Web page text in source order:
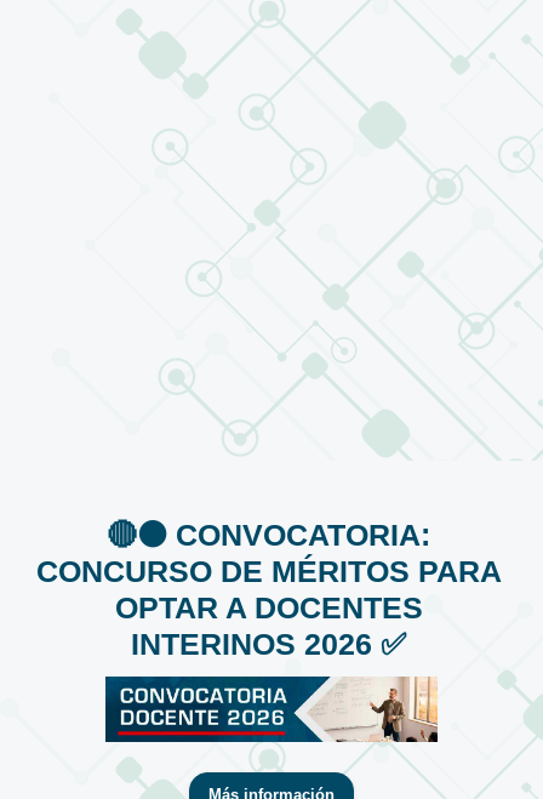
🔴⚫️ CONVOCATORIA:
CONCURSO DE MÉRITOS PARA
OPTAR A DOCENTES
INTERINOS 2026 ✅
Más información